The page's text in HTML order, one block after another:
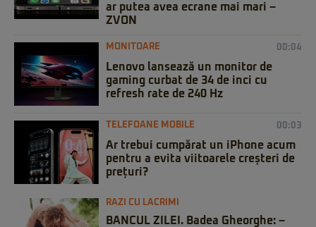
ar putea avea ecrane mai mari –
ZVON
MONITOARE 00:04
Lenovo lansează un monitor de
gaming curbat de 34 de inci cu
refresh rate de 240 Hz
TELEFOANE MOBILE 00:03
Ar trebui cumpărat un iPhone acum
pentru a evita viitoarele creșteri de
prețuri?
RAZI CU LACRIMI
BANCUL ZILEI. Badea Gheorghe: –